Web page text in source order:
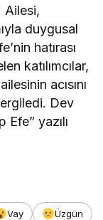
Ailesi,
duygusal
hatırası
katılımcılar,
acısını
Dev
yazılı
Vay
Üzgün